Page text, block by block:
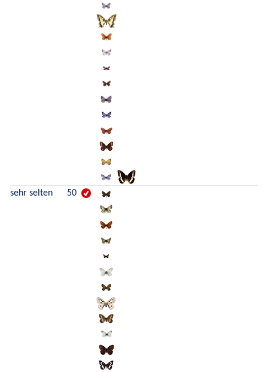
sehr selten 50